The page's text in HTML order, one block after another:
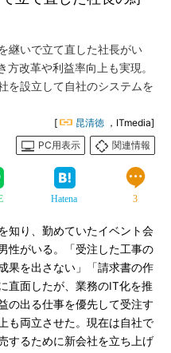
継いで立て直した社長がい
改革や利益率向上も実現。
を設立して自社のシステムを
[ 昆清徳 ，ITmedia]
PC用表示
関連情報
Hatena 3
知り、勤めていたイベント会
性がいる。「受注した工事の
果を出さない」「請求書の作
直面したが、業務のIT化を推
の出る仕事を優先して受注す
も両立させた。現在は自社で
するために新会社を立ち上げ